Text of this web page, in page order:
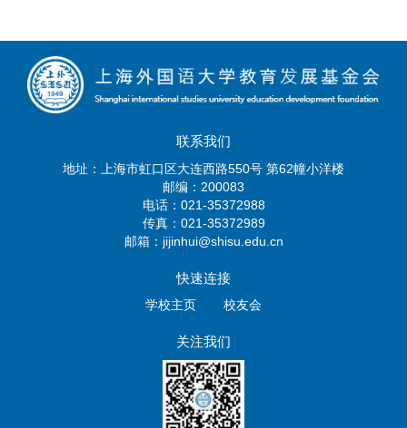
联系我们
地址：上海市虹口区大连西路550号 第62幢小洋楼
邮编：200083
电话：021-35372988
传真：021-35372989
邮箱：jijinhui@shisu.edu.cn
快速连接
学校主页 校友会
关注我们